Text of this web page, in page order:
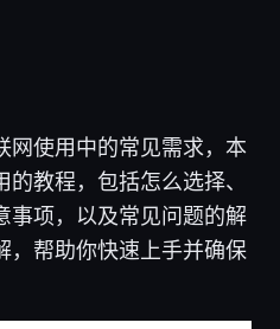
网使用中的常见需求，本
教程，包括怎么选择、
事项，以及常见问题的解
，帮助你快速上手并确保